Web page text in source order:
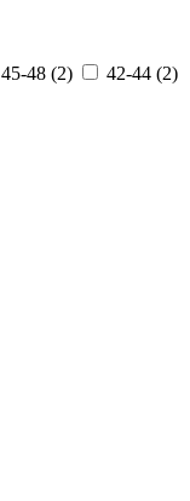
45-48 (2) 42-44 (2)